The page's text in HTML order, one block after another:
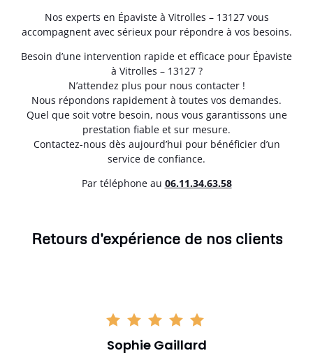
Nos experts en Épaviste à Vitrolles – 13127 vous
accompagnent avec sérieux pour répondre à vos besoins.
Besoin d’une intervention rapide et efficace pour Épaviste
à Vitrolles – 13127 ?
N’attendez plus pour nous contacter !
Nous répondons rapidement à toutes vos demandes.
Quel que soit votre besoin, nous vous garantissons une
prestation fiable et sur mesure.
Contactez-nous dès aujourd’hui pour bénéficier d’un
service de confiance.
Par téléphone au 06.11.34.63.58
Retours d'expérience de nos clients
Sophie Gaillard